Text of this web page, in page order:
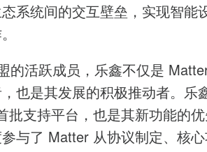
系统间的交互壁垒，实现智能
的活跃成员，乐鑫不仅是
也是其发展的积极推动者。乐
批支持平台，也是其新功能的
与了 Matter 从协议制定、核